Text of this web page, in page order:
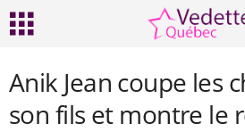
Anik Jean coupe les
son fils et montre le